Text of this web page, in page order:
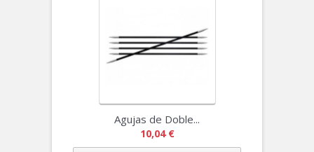
Agujas de Doble...
10,04 €